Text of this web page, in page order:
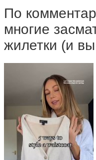
По
многие
жилетки (и